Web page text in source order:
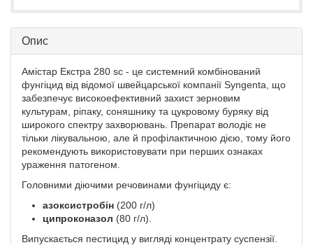
Опис
Амістар Екстра 280 sc - це системний комбінований
фунгіцид від відомої швейцарської компанії Syngenta, що
забезпечує високоефективний захист зерновим
культурам, ріпаку, соняшнику та цукровому буряку від
широкого спектру захворювань. Препарат володіє не
тільки лікувальною, але й профілактичною дією, тому його
рекомендують використовувати при перших ознаках
ураження патогеном.
Головними діючими речовинами фунгіциду є:
азоксистробін (200 г/л)
ципроконазол (80 г/л).
Випускається пестицид у вигляді концентрату суспензії.